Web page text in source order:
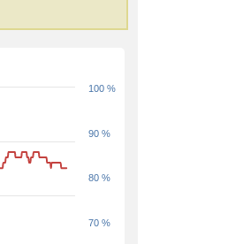
70 %
80 %
90 %
100 %